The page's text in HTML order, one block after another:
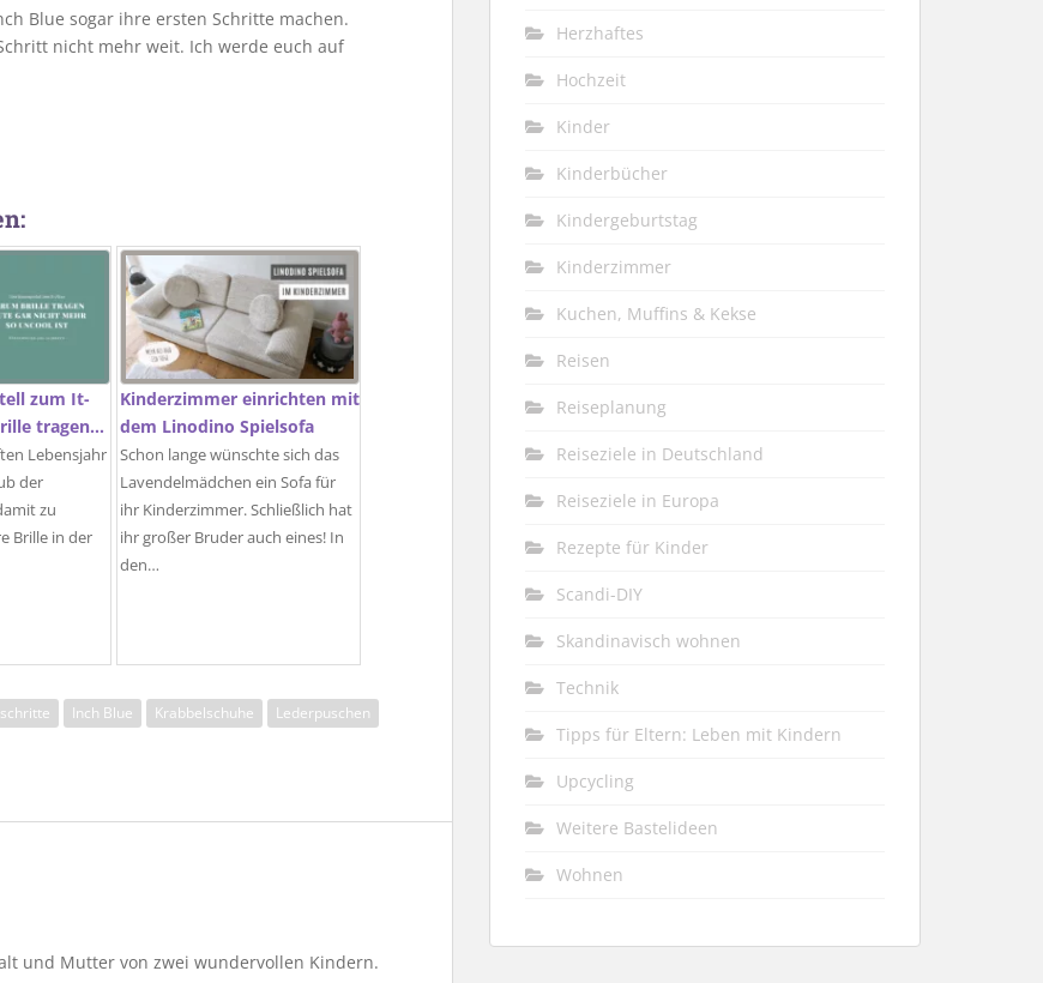
Blue sogar ihre ersten Schritte machen.
nicht mehr weit. Ich werde euch auf
zum It-
tragen…
Lebensjahr
der
zu
Brille in der
Kinderzimmer einrichten mit
dem Linodino Spielsofa
Schon lange wünschte sich das
Lavendelmädchen ein Sofa für
ihr Kinderzimmer. Schließlich hat
ihr großer Bruder auch eines! In
den…
Inch Blue Krabbelschuhe
Lederpuschen
und Mutter von zwei wundervollen Kindern.
Herzhaftes
Hochzeit
Kinder
Kinderbücher
Kindergeburtstag
Kinderzimmer
Kuchen, Muffins & Kekse
Reisen
Reiseplanung
Reiseziele in Deutschland
Reiseziele in Europa
Rezepte für Kinder
Scandi-DIY
Skandinavisch wohnen
Technik
Tipps für Eltern: Leben mit Kindern
Upcycling
Weitere Bastelideen
Wohnen